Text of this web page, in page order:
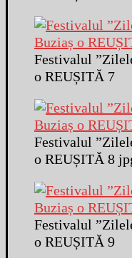
Festivalul
o REUȘITĂ 7
Festivalul
o REUȘITĂ 8
Festivalul
o REUȘITĂ 9